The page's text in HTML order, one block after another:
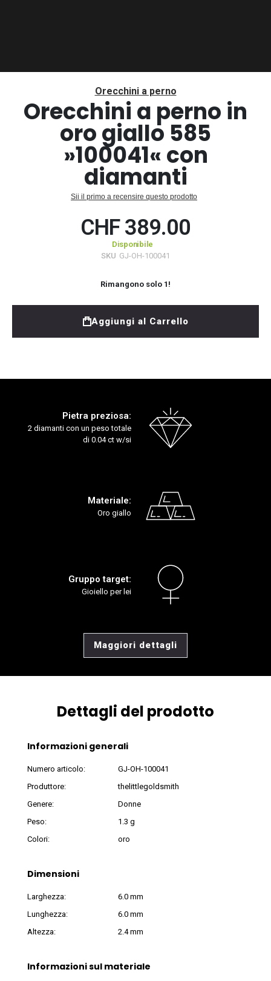
galleria
Orecchini a perno
Orecchini a perno in
oro giallo 585
»100041« con
diamanti
Sii il primo a recensire questo prodotto
CHF 389.00
Disponibile
SKU GJ-OH-100041
Rimangono solo 1 !
Aggiungi al Carrello
Pietra preziosa:
2 diamanti con un peso totale
di 0.04 ct w/si
Materiale:
Oro giallo
Gruppo target:
Gioiello per lei
Maggiori dettagli
Dettagli del prodotto
Informazioni generali
Numero articolo:
GJ-OH-100041
Produttore:
thelittlegoldsmith
Genere:
Donne
Peso:
1.3 g
Colori:
oro
Dimensioni
Larghezza:
6.0 mm
Lunghezza:
6.0 mm
Altezza:
2.4 mm
Informazioni sul materiale